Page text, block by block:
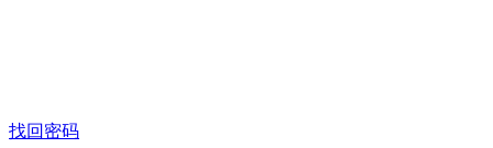
找回密码